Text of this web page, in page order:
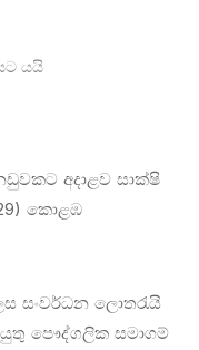
යයි
අදාළව සාක්ෂි
කොළඹ
සංවර්ධන ලොතරැයි
පෞද්ගලික සමාගම්